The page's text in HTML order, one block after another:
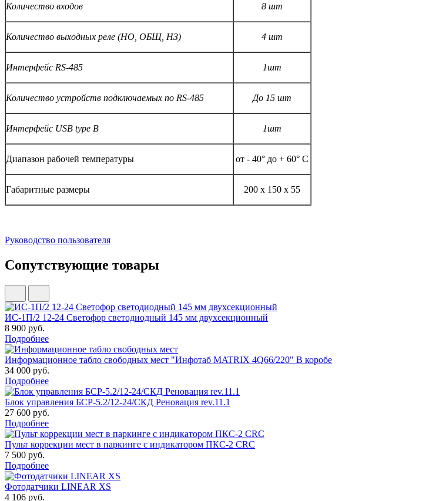
Количество входов 8 шт
Количество выходных реле (НО, ОБЩ, НЗ) 4 шт
Интерфейс RS-485 1шт
Количество устройств подключаемых по RS-485 До 15 шт
Интерфейс USB type B 1шт
Диапазон рабочей температуры от - 40° до + 60° С
Габаритные размеры 200 х 150 х 55
Руководство пользователя
Сопутствующие товары
ИС-1П/2 12-24 Светофор светодиодный 145 мм двухсекционный
8 900 руб.
Подробнее
Информационное табло свободных мест "Инфотаб MATRIX 4Q66/220" В коробе
34 000 руб.
Подробнее
Блок управления БСР-5.2/12-24/СКД Реновация rev.11.1
27 600 руб.
Подробнее
Пульт коррекции мест в паркинге с индикатором ПКС-2 CRC
7 500 руб.
Подробнее
Фотодатчики LINEAR XS
4 106 руб.